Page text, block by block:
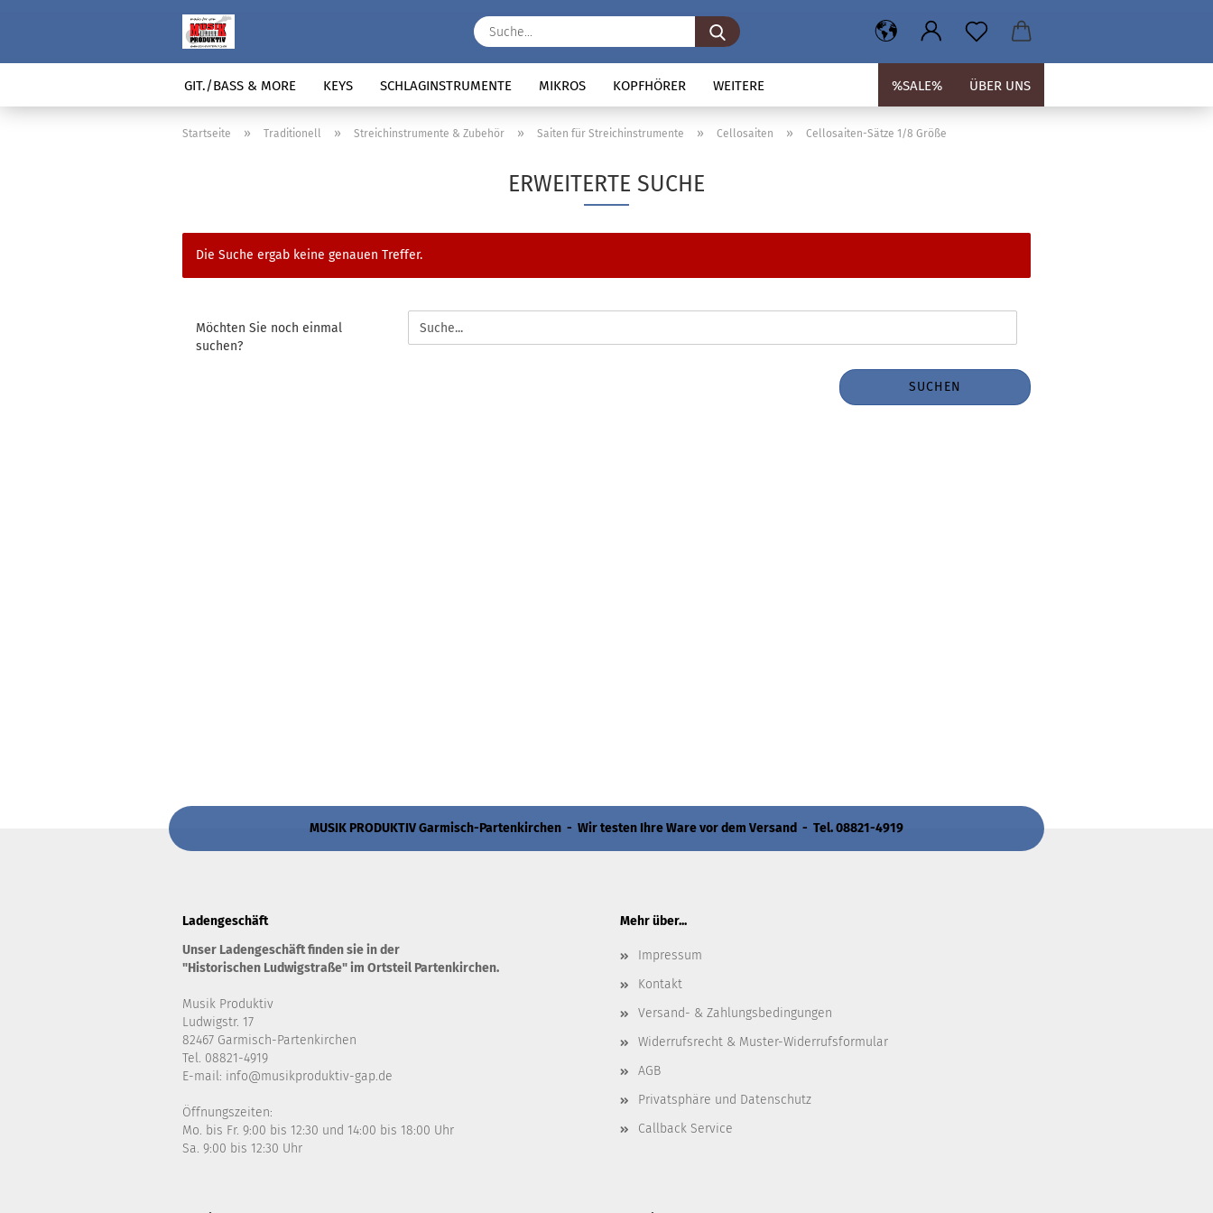
Suche...
GIT./BASS & MORE KEYS SCHLAGINSTRUMENTE MIKROS KOPFHÖRER %SALE% ÜBER UNS
WEITERE
Startseite » Traditionell » Streichinstrumente & Zubehör » Saiten für Streichinstrumente » Cellosaiten » Cellosaiten-Sätze 1/8 Größe
ERWEITERTE SUCHE
Die Suche ergab keine genauen Treffer.
SIE
NOCH
Möchten Sie noch einmal
suchen?
SUCHEN
MUSIK PRODUKTIV Garmisch-Partenkirchen - Wir testen Ihre Ware vor dem Versand - Tel. 08821-4919
Ladengeschäft
Unser Ladengeschäft finden sie in der
"Historischen Ludwigstraße" im Ortsteil Partenkirchen.
Musik Produktiv
Ludwigstr. 17
82467 Garmisch-Partenkirchen
Tel. 08821-4919
E-mail: info@musikproduktiv-gap.de
Öffnungszeiten:
Mo. bis Fr. 9:00 bis 12:30 und 14:00 bis 18:00 Uhr
Sa. 9:00 bis 12:30 Uhr
Mehr über...
Impressum
Kontakt
Versand- & Zahlungsbedingungen
Widerrufsrecht & Muster-Widerrufsformular
AGB
Privatsphäre und Datenschutz
Callback Service